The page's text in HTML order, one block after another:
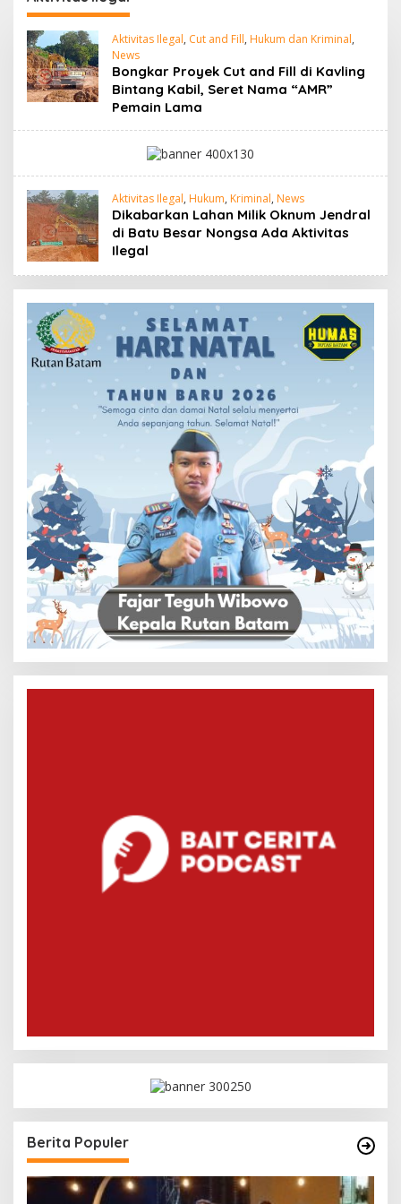
Aktivitas Ilegal, Cut and Fill, Hukum dan Kriminal,
News
Bongkar Proyek Cut and Fill di Kavling
Bintang Kabil, Seret Nama “AMR”
Pemain Lama
Aktivitas Ilegal, Hukum, Kriminal, News
Dikabarkan Lahan Milik Oknum Jendral
di Batu Besar Nongsa Ada Aktivitas
Ilegal
Berita Populer